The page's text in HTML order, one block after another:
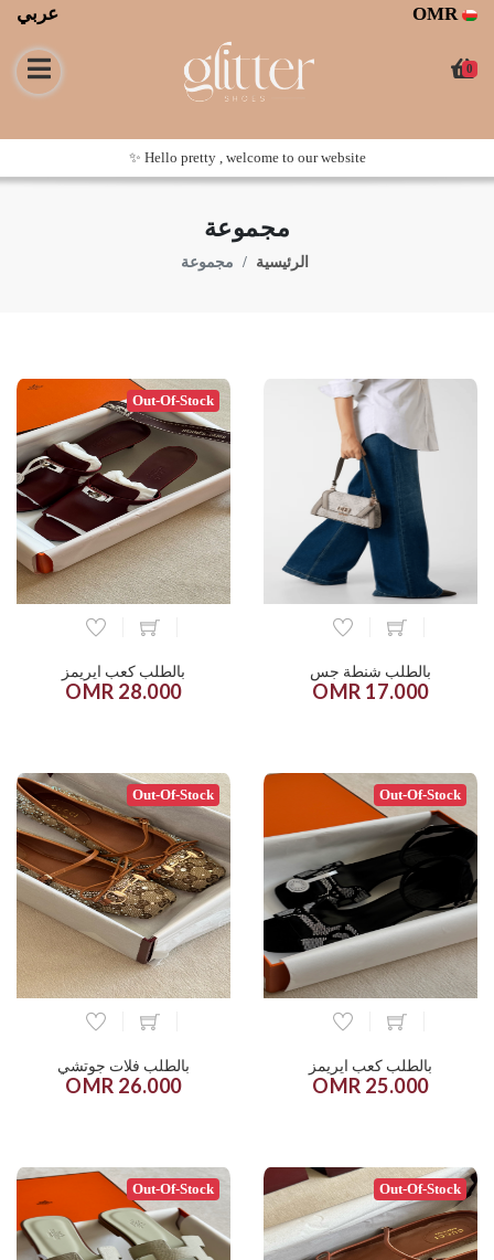
OMR عربي
0
Hello pretty , welcome to our website ✨
مجموعة
الرئيسية مجموعة
بالطلب شنطة جس
17.000 OMR
Out-Of-Stock
بالطلب كعب ايريمز
28.000 OMR
Out-Of-Stock
بالطلب كعب ايريمز
25.000 OMR
Out-Of-Stock
بالطلب فلات جوتشي
26.000 OMR
Out-Of-Stock
Out-Of-Stock